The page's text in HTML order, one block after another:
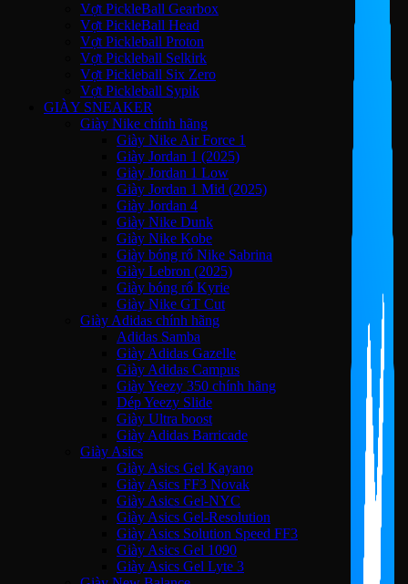
Vợt PickleBall Gearbox
Vợt PickleBall Head
Vợt Pickleball Proton
Vợt Pickleball Selkirk
Vợt Pickleball Six Zero
Vợt Pickleball Sypik
GIÀY SNEAKER
Giày Nike chính hãng
Giày Nike Air Force 1
Giày Jordan 1 (2025)
Giày Jordan 1 Low
Giày Jordan 1 Mid (2025)
Giày Jordan 4
Giày Nike Dunk
Giày Nike Kobe
Giày bóng rổ Nike Sabrina
Giày Lebron (2025)
Giày bóng rổ Kyrie
Giày Nike GT Cut
Giày Adidas chính hãng
Adidas Samba
Giày Adidas Gazelle
Giày Adidas Campus
Giày Yeezy 350 chính hãng
Dép Yeezy Slide
Giày Ultra boost
Giày Adidas Barricade
Giày Asics
Giày Asics Gel Kayano
Giày Asics FF3 Novak
Giày Asics Gel-NYC
Giày Asics Gel-Resolution
Giày Asics Solution Speed FF3
Giày Asics Gel 1090
Giày Asics Gel Lyte 3